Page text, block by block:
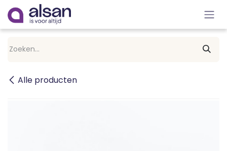
Overslaan naar inhoud
Alle producten